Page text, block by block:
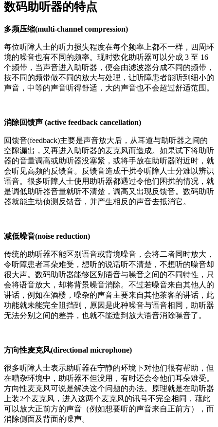
数码助听器的特点
多频压缩(multi-channel compression)
每位听障人士的听力损失程度在每个频率上都不一样，四周环
境的噪音也有不同的频率。现时数化助听器可以分成 3 至 16
个频带，当声音进入助听器，便会由滤波器分成不同的频带，
按不同的频带做不同的放大与处理，让听障患者能听到细小的
声音，中等的声音听得舒适，大的声音也不会超过舒适范围。
消除回馈声 (active feedback cancellation)
回馈音(feedback)主要是声音放大后，从耳道与助听器之间的
空隙漏出，又再进入助听器的麦克风而造成。如果试下将助听
器的音量调高或助听器没塞紧，或将手放在助听器附近时，就
会听见高频的反馈音。反馈音造成干扰令听障人士分难以辨识
语音。很多听障人士使用助听器都遇过令他们困扰的情况，就
是调低助听器音量就听不清楚，调高又出现反馈音。数码助听
器就能主动侦测反馈音，并产生相反的声音去抵消它。
减低噪音(noise reduction)
传统的助听器不能区别语音或背境噪音，会将二者同时放大，
令听障患者耳朵难受，想听的说话听不清楚，不想听的噪音却
很大声。数码助听器能够区别语音与噪音之间的不同特性，只
会将语音放大，却将背景噪音消除。不过若噪音来自其他人的
讲话，例如在酒楼，噪杂的声音主要来自其他茶客的讲话，此
功能就未能完全阻挡到，原因是此种噪音与语音相同，助听器
无法分别之间的差异，也就不能造到放大语音消除噪音了。
方向性麦克风(directional microphone)
很多听障人士表示助听器在宁静的环境下对他们很有帮助，但
在嘈杂环境中，助听器不但没用，有时还会令他们耳朵难受。
方向性麦克风可说是解决这个问题的办法。原理就是在助听器
上装2个麦克风，进入这两个麦克风的讯号不完全相同，藉此
可以放大正前方的声音（例如想要听的声音来自正前方），而
消除侧面及背面的噪声。